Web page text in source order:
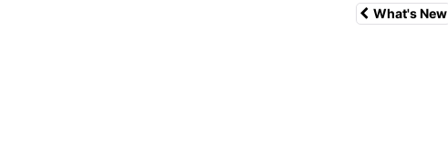
What's New